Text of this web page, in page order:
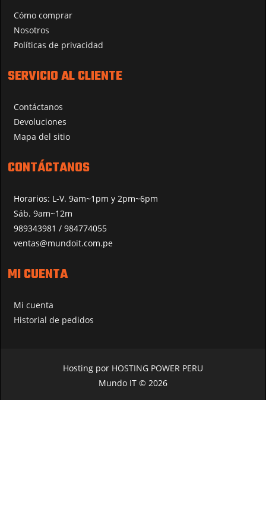
Cómo comprar
Nosotros
Políticas de privacidad
SERVICIO AL CLIENTE
Contáctanos
Devoluciones
Mapa del sitio
CONTÁCTANOS
Horarios: L-V. 9am~1pm y 2pm~6pm
Sáb. 9am~12m
989343981 / 984774055
ventas@mundoit.com.pe
MI CUENTA
Mi cuenta
Historial de pedidos
Hosting por HOSTING POWER PERU
Mundo IT © 2026